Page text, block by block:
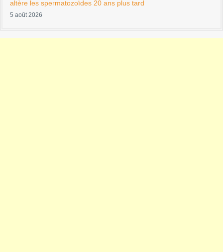
altère les spermatozoïdes 20 ans plus tard
5 août 2026